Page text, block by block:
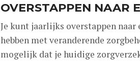
OVERSTAPPEN NAAR
Je kunt jaarlijks overstappen
hebben met veranderende
mogelijk dat je huidige